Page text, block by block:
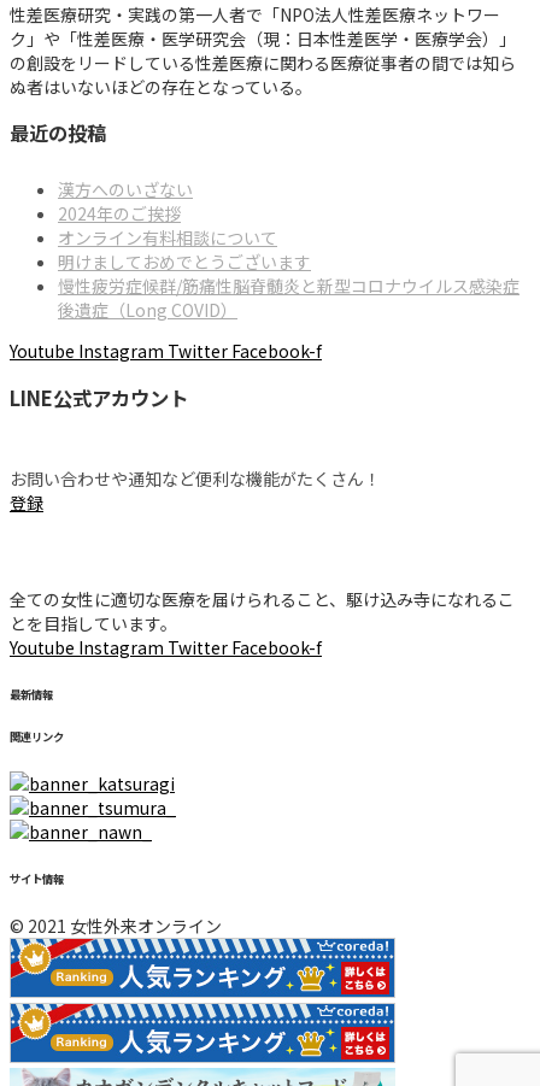
性差医療研究・実践の第一人者で「NPO法人性差医療ネットワー
ク」や「性差医療・医学研究会（現：日本性差医学・医療学会）」
の創設をリードしている性差医療に関わる医療従事者の間では知ら
ぬ者はいないほどの存在となっている。
最近の投稿
漢方へのいざない
2024年のご挨拶
オンライン有料相談について
明けましておめでとうございます
慢性疲労症候群/筋痛性脳脊髄炎と新型コロナウイルス感染症
後遺症（Long COVID）
Youtube Instagram Twitter Facebook-f
LINE公式アカウント
お問い合わせや通知など便利な機能がたくさん！
登録
全ての女性に適切な医療を届けられること、駆け込み寺になれるこ
とを目指しています。
Youtube Instagram Twitter Facebook-f
最新情報
関連リンク
サイト情報
© 2021 女性外来オンライン